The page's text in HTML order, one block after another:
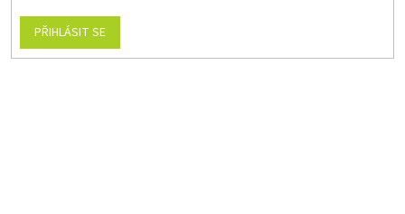
PŘIHLÁSIT SE